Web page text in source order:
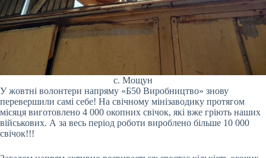
с. Мощун
У жовтні волонтери напряму «Б50 Виробництво» знову
перевершили самі себе! На свічному мінізаводику протягом
місяця виготовлено 4 000 окопних свічок, які вже гріють наших
військових. А за весь період роботи вироблено більше 10 000
свічок!!!